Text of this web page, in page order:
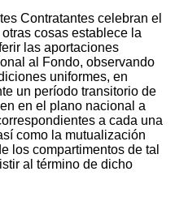
Contratantes celebran el
cosas establece la
las aportaciones
al Fondo, observando
uniformes, en
un período transitorio de
en el plano nacional a
a cada una
como la mutualización
los compartimentos de tal
al término de dicho